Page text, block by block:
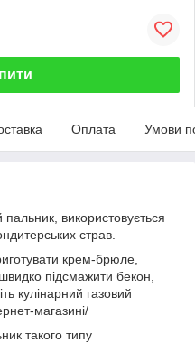
Оплата Умови
використовується
страв.
крем-брюле,
підсмажити бекон,
кулінарний газовий
магазині/
такого типу